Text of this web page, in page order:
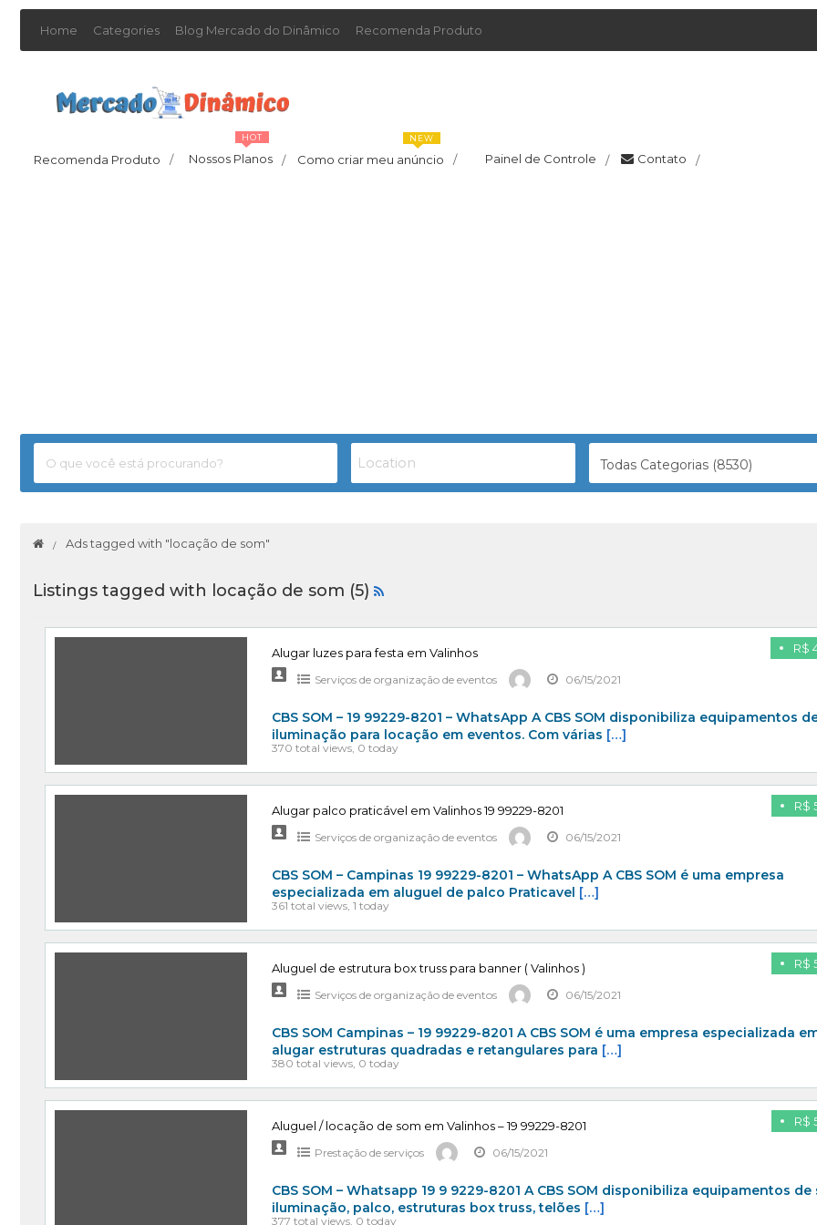
Home Categories Blog Mercado do Dinâmico Recomenda Produto
Recomenda Produto / Nossos Planos /
HOT
Como criar meu anúncio /
NEW
Painel de Controle / Contato /
Todas Categorias (8530)
Ads tagged with "locação de som"
Listings tagged with locação de som (5)
R$
Alugar luzes para festa em Valinhos
Serviços de organização de eventos 06/15/2021
CBS SOM – 19 99229-8201 – WhatsApp A CBS SOM disponibiliza equipamentos
iluminação para locação em eventos. Com várias […]
370 total views, 0 today
R$
Alugar palco praticável em Valinhos 19 99229-8201
Serviços de organização de eventos 06/15/2021
CBS SOM – Campinas 19 99229-8201 – WhatsApp A CBS SOM é uma empresa
especializada em aluguel de palco Praticavel […]
361 total views, 1 today
R$
Aluguel de estrutura box truss para banner ( Valinhos )
Serviços de organização de eventos 06/15/2021
CBS SOM Campinas – 19 99229-8201 A CBS SOM é uma empresa especializada
alugar estruturas quadradas e retangulares para […]
380 total views, 0 today
R$
Aluguel / locação de som em Valinhos – 19 99229-8201
Prestação de serviços 06/15/2021
CBS SOM – Whatsapp 19 9 9229-8201 A CBS SOM disponibiliza equipamentos de
iluminação, palco, estruturas box truss, telões […]
377 total views, 0 today